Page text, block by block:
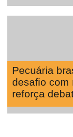
Pecuária
desafio com
reforça